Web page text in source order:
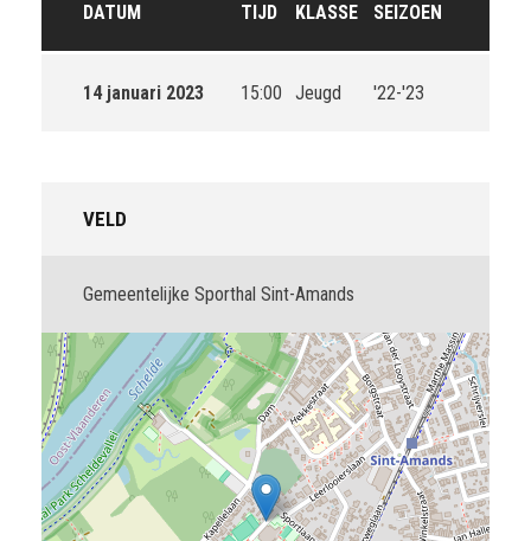
DATUM TIJD KLASSE SEIZOEN
14 januari 2023 15:00 Jeugd '22-'23
VELD
Gemeentelijke Sporthal Sint-Amands